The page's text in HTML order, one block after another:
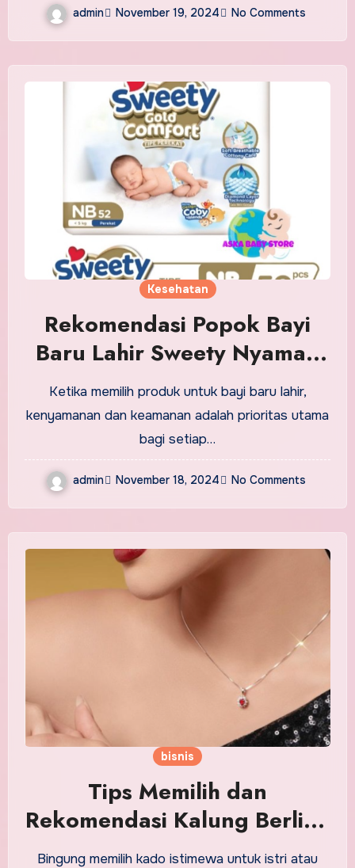
admin November 19, 2024 No Comments
Kesehatan
Rekomendasi Popok Bayi
Baru Lahir Sweety Nyaman
dan Lembut untuk Si Kecil
Ketika memilih produk untuk bayi baru lahir,
kenyamanan dan keamanan adalah prioritas utama
bagi setiap…
admin November 18, 2024 No Comments
bisnis
Tips Memilih dan
Rekomendasi Kalung Berlian
untuk Istri
Bingung memilih kado istimewa untuk istri atau